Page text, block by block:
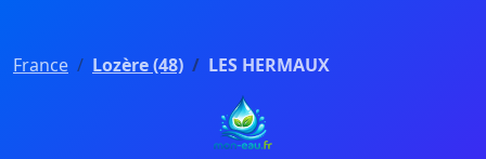
France Lozère (48) LES HERMAUX